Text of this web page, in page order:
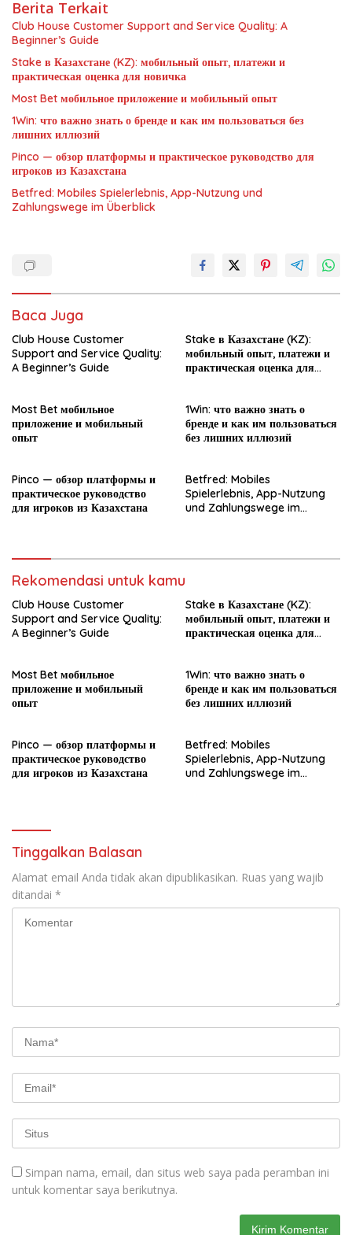
Berita Terkait
Club House Customer Support and Service Quality: A
Beginner’s Guide
Stake в Казахстане (KZ): мобильный опыт, платежи и
практическая оценка для новичка
Most Bet мобильное приложение и мобильный опыт
1Win: что важно знать о бренде и как им пользоваться без
лишних иллюзий
Pinco — обзор платформы и практическое руководство для
игроков из Казахстана
Betfred: Mobiles Spielerlebnis, App-Nutzung und
Zahlungswege im Überblick
Baca Juga
Club House Customer
Support and Service Quality:
A Beginner’s Guide
Stake в Казахстане (KZ):
мобильный опыт, платежи и
практическая оценка для
Most Bet мобильное
приложение и мобильный
опыт
1Win: что важно знать о
бренде и как им пользоваться
без лишних иллюзий
Pinco — обзор платформы и
практическое руководство
для игроков из Казахстана
Betfred: Mobiles
Spielerlebnis, App-Nutzung
und Zahlungswege im
Rekomendasi untuk kamu
Club House Customer
Support and Service Quality:
A Beginner’s Guide
Stake в Казахстане (KZ):
мобильный опыт, платежи и
практическая оценка для
Most Bet мобильное
приложение и мобильный
опыт
1Win: что важно знать о
бренде и как им пользоваться
без лишних иллюзий
Pinco — обзор платформы и
практическое руководство
для игроков из Казахстана
Betfred: Mobiles
Spielerlebnis, App-Nutzung
und Zahlungswege im
Tinggalkan Balasan
Alamat email Anda tidak akan dipublikasikan. Ruas yang wajib
ditandai *
Simpan nama, email, dan situs web saya pada peramban ini
untuk komentar saya berikutnya.